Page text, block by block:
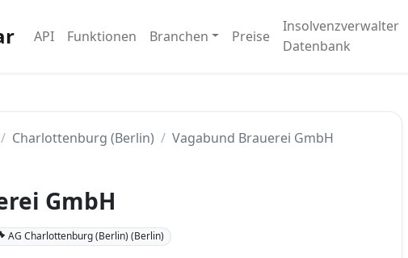
API Funktionen Branchen Preise
Insolvenzverwalter
Datenbank
Charlottenburg (Berlin) Vagabund Brauerei GmbH
GmbH
AG Charlottenburg (Berlin) (Berlin)